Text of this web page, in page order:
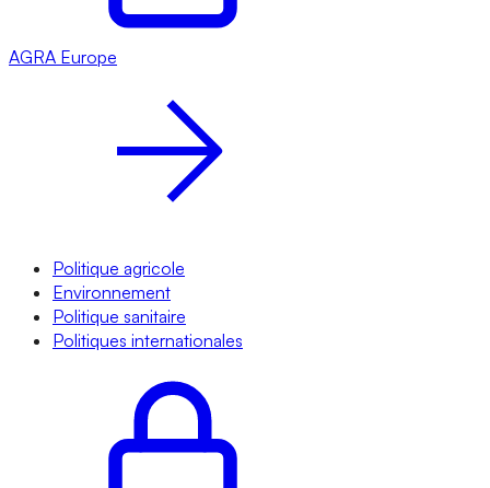
AGRA Europe
Politique agricole
Environnement
Politique sanitaire
Politiques internationales